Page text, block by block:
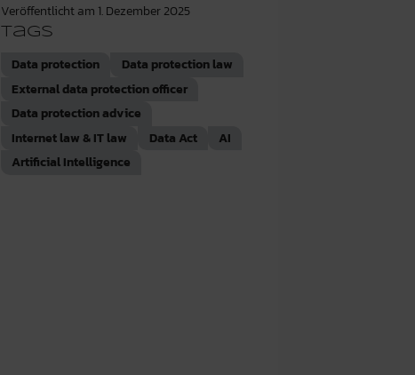
Veröffentlicht am 1. Dezember 2025
Tags
Data protection
Data protection law
External data protection officer
Data protection advice
Internet law & IT law
Data Act
AI
Artificial Intelligence